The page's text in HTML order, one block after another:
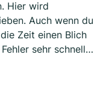
Hier wird
Auch wenn du
Zeit einen Blich
sehr schnell
sehr zufrieden. 1